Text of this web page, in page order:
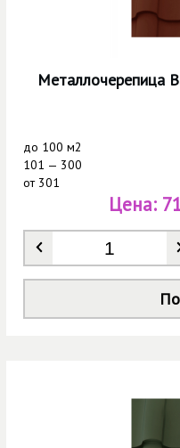
Металлочерепица
до 100 м2
101 — 300
от301
Количество
Цена: